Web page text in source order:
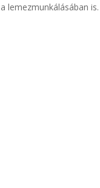
lemezmunkálásában